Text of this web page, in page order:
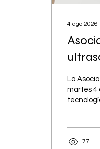
4 ago 2026
La
martes 4
77